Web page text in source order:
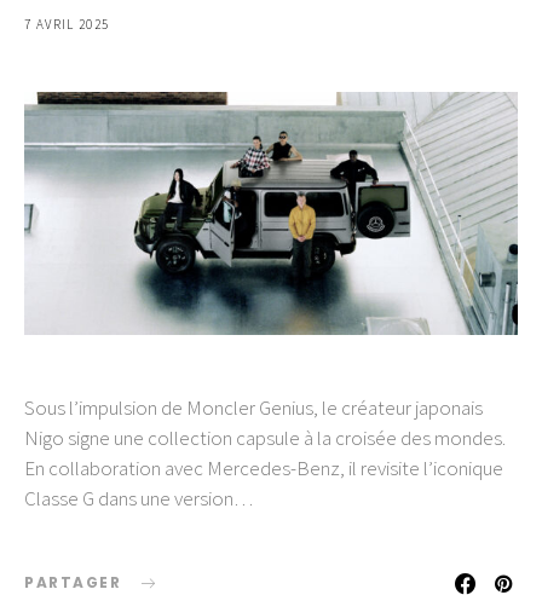
7 AVRIL 2025
Sous l’impulsion de Moncler Genius, le créateur japonais
Nigo signe une collection capsule à la croisée des mondes.
En collaboration avec Mercedes-Benz, il revisite l’iconique
Classe G dans une version…
PARTAGER